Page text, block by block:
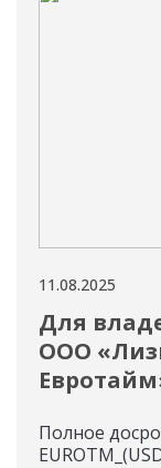
11.08.2025
Для
ООО
Полное